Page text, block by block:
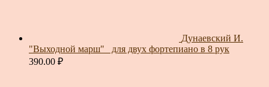
Дунаевский И.
"Выходной марш"_ для двух фортепиано в 8 рук
390.00 ₽